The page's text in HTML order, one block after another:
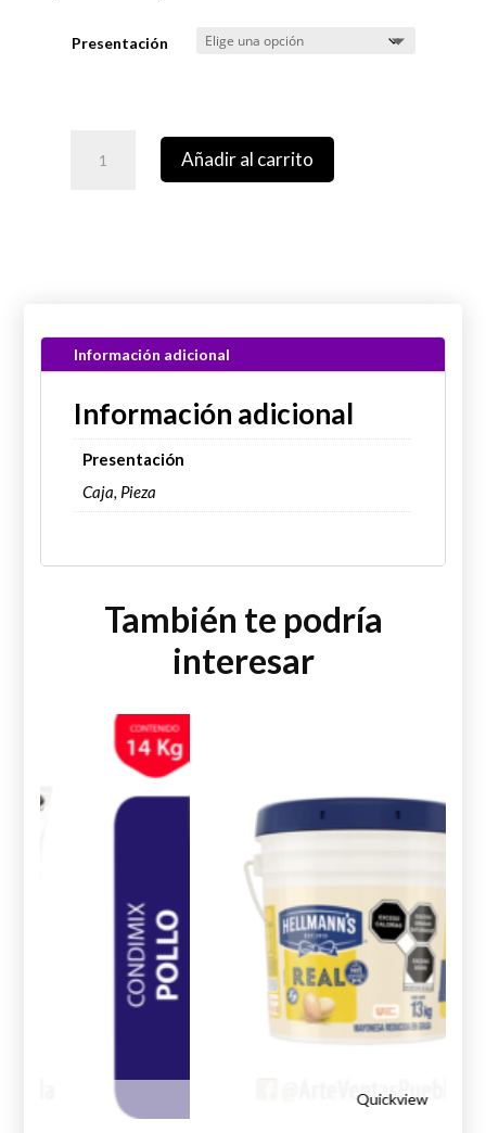
precios:
desde
$414.00
Presentación
Añadir al carrito
Información adicional
Información adicional
Presentación
Caja, Pieza
También te podría
interesar
Quickview